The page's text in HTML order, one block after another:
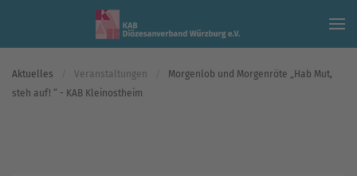
Skip to main content
Aktuelles Veranstaltungen
Morgenlob und Morgenröte „Hab Mut,
steh auf! “ - KAB Kleinostheim